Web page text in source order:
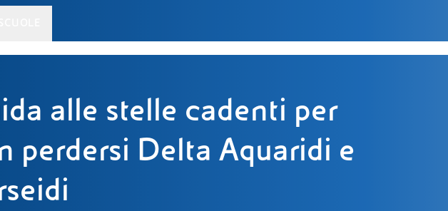
alla Luna: la missione
III, con Luca Parmitano